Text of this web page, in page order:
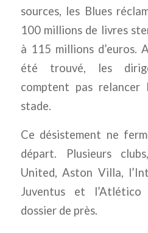
sources, les Blues
100 millions de livres
à 115 millions d’euros.
été trouvé, les
comptent pas relancer
stade.
Ce désistement ne
départ. Plusieurs
United, Aston Villa,
Juventus et
dossier de près.